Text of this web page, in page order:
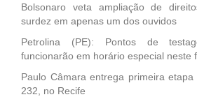
Bolsonaro veta ampliação de
surdez em apenas um dos ouvidos
Petrolina (PE): Pontos de
funcionarão em horário especial neste
Paulo Câmara entrega primeira
232, no Recife